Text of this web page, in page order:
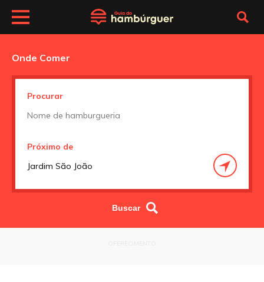
Onde Comer
Procurar
Próximo de